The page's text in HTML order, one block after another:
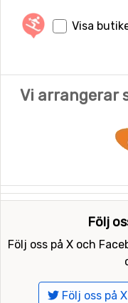
Visa
Vi arrangerar
Följ
Följ oss på X och
Följ oss på X